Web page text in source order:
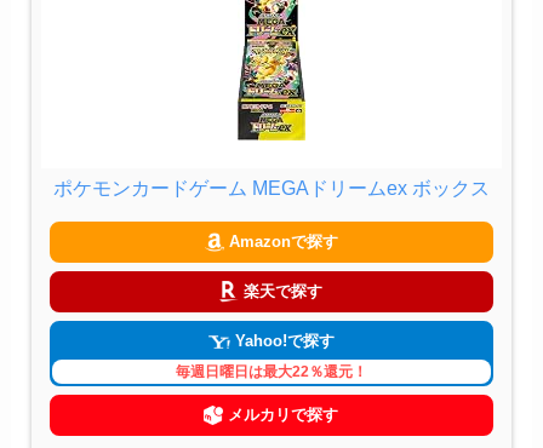
ポケモンカードゲーム MEGAドリームex ボックス
Amazonで探す
楽天で探す
Yahoo!で探す
毎週日曜日は最大22％還元！
メルカリで探す